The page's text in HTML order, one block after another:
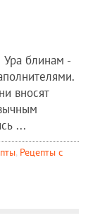
Ура блинам -
вносят
...
, Рецепты c